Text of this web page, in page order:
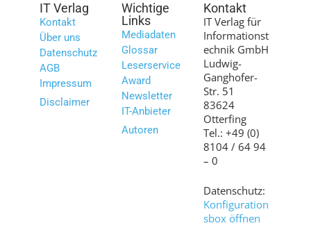
IT Verlag
Kontakt
Über uns
Datenschutz
AGB
Impressum
Disclaimer
Wichtige
Links
Mediadaten
Glossar
Leserservice
Award
Newsletter
IT-Anbieter
Autoren
Kontakt
IT Verlag für
Informationst
echnik GmbH
Ludwig-
Ganghofer-
Str. 51
83624
Otterfing
Tel.: +49 (0)
8104 / 64 94
– 0
Datenschutz:
Konfiguration
sbox öffnen